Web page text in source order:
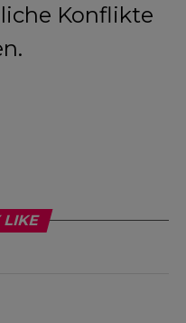
Konflikte
LIKE